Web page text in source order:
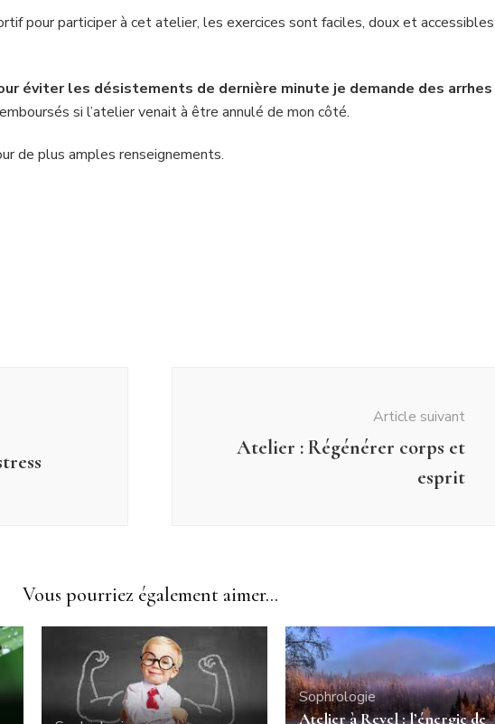
pour participer à cet atelier, les exercices sont faciles, doux et accessibles
éviter les désistements de dernière minute je demande des arrhes
si l’atelier venait à être annulé de mon côté.
de plus amples renseignements.
Article suivant
Atelier : Régénérer corps et
esprit
Vous pourriez également aimer...
Sophrologie
Atelier à Revel : l’énergie de